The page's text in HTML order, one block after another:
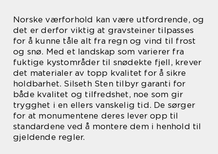
Norske værforhold kan være utfordrende, og
det er derfor viktig at gravsteiner tilpasses
for å kunne tåle alt fra regn og vind til frost
og snø. Med et landskap som varierer fra
fuktige kystområder til snødekte fjell, krever
det materialer av topp kvalitet for å sikre
holdbarhet. Silseth Sten tilbyr garanti for
både kvalitet og tilfredshet, noe som gir
trygghet i en ellers vanskelig tid. De sørger
for at monumentene deres lever opp til
standardene ved å montere dem i henhold til
gjeldende regler.